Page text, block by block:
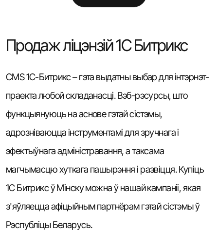
Продаж ліцэнзій 1С Битрикс
Продаж ліцэнзій 1С Битрикс
CMS 1C-Битрикс – гэта выдатны выбар для інтэрнэт-
праекта любой складанасці. Вэб-рэсурсы, што
функцыянуюць на аснове гэтай сістэмы,
адрозніваюцца інструментамі для зручнага і
эфектыўнага адміністравання, а таксама
магчымасцю хуткага пашырэння і развіцця. Купіць
1С Битрикс ў Мінску можна ў нашай кампаніі, якая
з'яўляецца афіцыйным партнёрам гэтай сістэмы ў
Рэспубліцы Беларусь.